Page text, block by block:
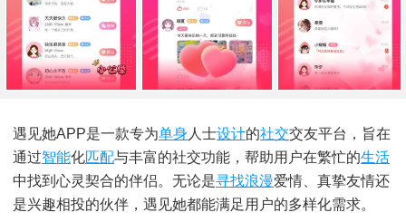
遇见她APP是一款专为单身 人士设计的社交交友平台，旨在
通过智能化匹配与丰富的社交功能，帮助用户在繁忙的生活
中找到心灵契合的伴侣。无论是寻找浪漫爱情、真挚友情还
是兴趣相投的伙伴，遇见她都能满足用户的多样化需求。